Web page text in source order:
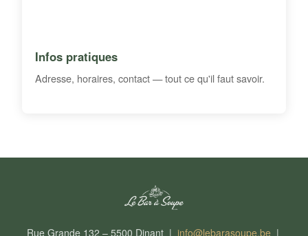
Infos pratiques
Adresse, horaires, contact — tout ce qu'il faut savoir.
Rue Grande 132 – 5500 Dinant | info@lebarasoupe.be|